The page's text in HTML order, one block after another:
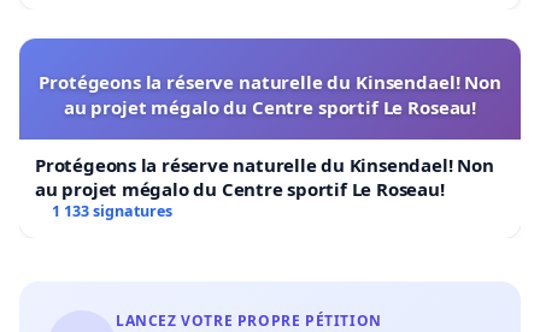
Protégeons la réserve naturelle du Kinsendael! Non
au projet mégalo du Centre sportif Le Roseau!
Protégeons la réserve naturelle du Kinsendael! Non
au projet mégalo du Centre sportif Le Roseau!
1 133 signatures
LANCEZ VOTRE PROPRE PÉTITION